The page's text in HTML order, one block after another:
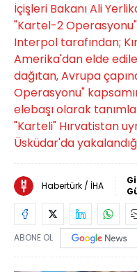
İçişleri Bakanı Ali
"Kartel-2
Interpol tarafından;
Amerika'dan elde
dağıtan, Avrupa
Operasyonu"
elebaşı olarak
"Karteli" Hırvatistan
Üsküdar'da
Habertürk / İHA
ABONE OL